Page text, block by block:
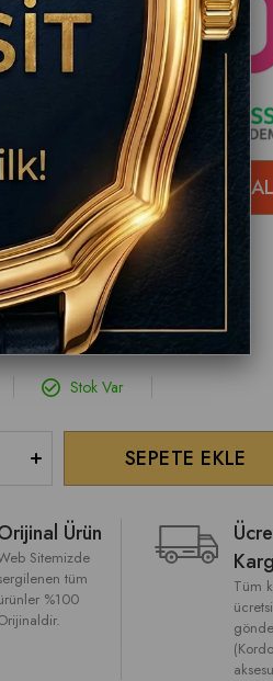
SÜRESİ 7-14 İŞ GÜNDÜR !
27 48
| 15.Yıl
Stok Var
Ürün
Sitemizde
tüm
%100
Tüm